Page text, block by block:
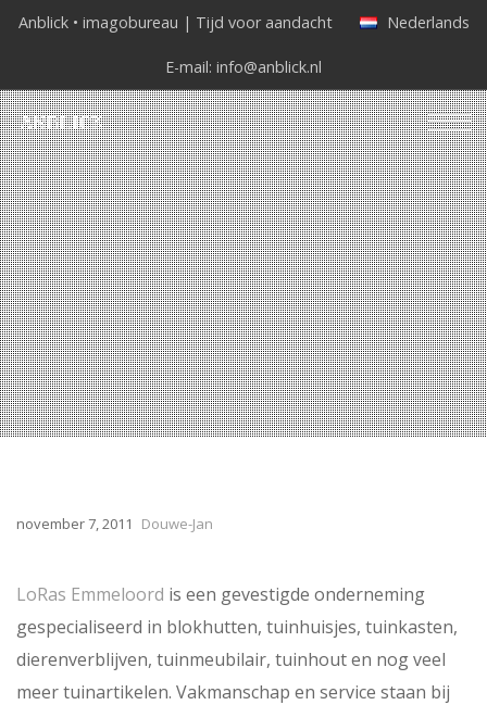
Anblick • imagobureau | Tijd voor aandacht Nederlands
E-mail: info@anblick.nl
november 7, 2011 Douwe-Jan
LoRas Emmeloord is een gevestigde onderneming
gespecialiseerd in blokhutten, tuinhuisjes, tuinkasten,
dierenverblijven, tuinmeubilair, tuinhout en nog veel
meer tuinartikelen. Vakmanschap en service staan bij